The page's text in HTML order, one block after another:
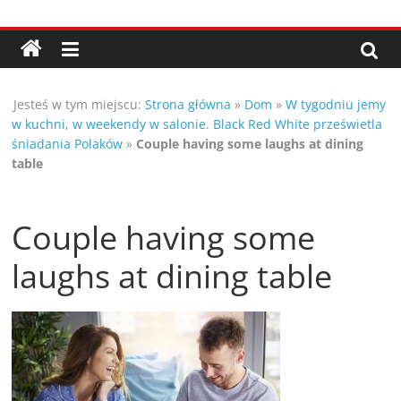
do
treści
Porady,
wskazówki
oraz
ciekawe
rady
–
poznaj
te
Jesteś w tym miejscu: Strona główna » Dom »W tygodniu jemy
w kuchni, w weekendy w salonie. Black Red White prześwietla
śniadania Polaków » Couple having some laughs at dining
table
Couple having some
laughs at dining table